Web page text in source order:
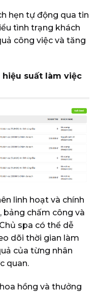
hẹn tự động qua tin
tình trạng khách
công việc và tăng
suất làm việc
linh hoạt và chính
bảng chấm công và
spa có thể dễ
dõi thời gian làm
của từng nhân
quan.
hồng và thưởng